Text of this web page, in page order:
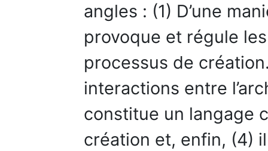
angles : (1) D’une
provoque et régule
processus de
interactions entre
constitue un langage
création et, enfin, (4)